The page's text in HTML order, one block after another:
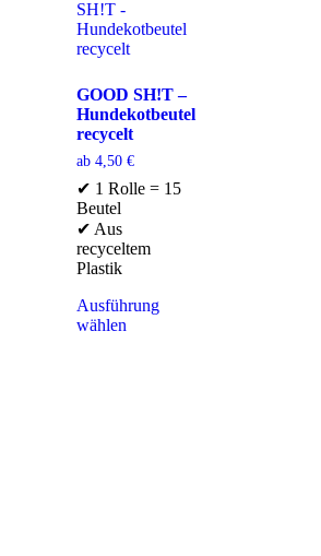
GOOD SH!T –
Hundekotbeutel
recycelt
ab 4,50 €
✔ 1 Rolle = 15
Beutel
✔ Aus
recyceltem
Plastik
Ausführung
wählen